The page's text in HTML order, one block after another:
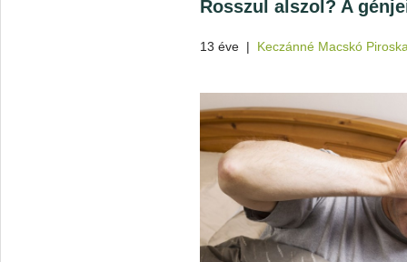
Rosszul alszol? A
13 éve | Keczánné Macskó